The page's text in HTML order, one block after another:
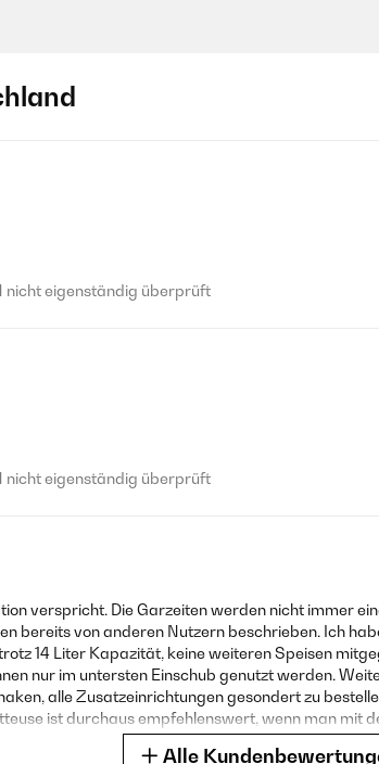
nicht eigenständig überprüft
nicht eigenständig überprüft
verspricht. Die Garzeiten werden nicht immer
bereits von anderen Nutzern beschrieben. Ich
14 Liter Kapazität, keine weiteren Speisen
nur im untersten Einschub genutzt werden.
alle Zusatzeinrichtungen gesondert zu
ist durchaus empfehlenswert, wenn man mit
Alle